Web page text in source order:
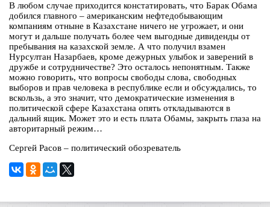
В любом случае приходится констатировать, что Барак Обама
добился главного – американским нефтедобывающим
компаниям отныне в Казахстане ничего не угрожает, и они
могут и дальше получать более чем выгодные дивиденды от
пребывания на казахской земле. А что получил взамен
Нурсултан Назарбаев, кроме дежурных улыбок и заверений в
дружбе и сотрудничестве? Это осталось непонятным. Также
можно говорить, что вопросы свободы слова, свободных
выборов и прав человека в республике если и обсуждались, то
вскользь, а это значит, что демократические изменения в
политической сфере Казахстана опять откладываются в
дальний ящик. Может это и есть плата Обамы, закрыть глаза на
авторитарный режим…
Сергей Расов – политический обозреватель